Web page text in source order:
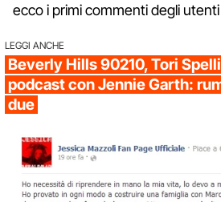
ecco i primi commenti degli
LEGGI ANCHE
Beverly Hills 90210, Tori
podcast con Jennie Garth:
due